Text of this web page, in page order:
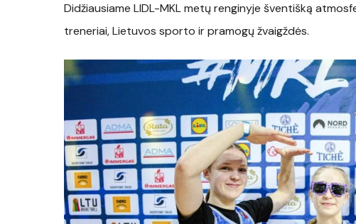
Didžiausiame LIDL-MKL metų renginyje šventišką
treneriai, Lietuvos sporto ir pramogų žvaigždės.